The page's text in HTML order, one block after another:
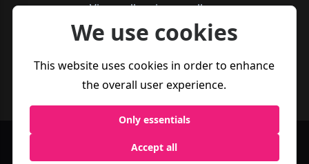
Vive melhor, joga melhor.
Business
Política de
We use cookies
This website uses cookies in order to enhance
the overall user experience.
Only essentials
Accept all